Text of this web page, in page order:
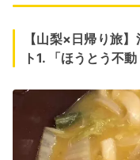
【山梨×日帰り旅
ト1. 「ほうとう不